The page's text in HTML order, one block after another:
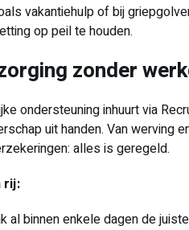
vakantiehulp of bij
op peil te houden.
zonder
ondersteuning inhuurt via
uit handen. Van werving
alles is geregeld.
rij:
al binnen enkele dagen de